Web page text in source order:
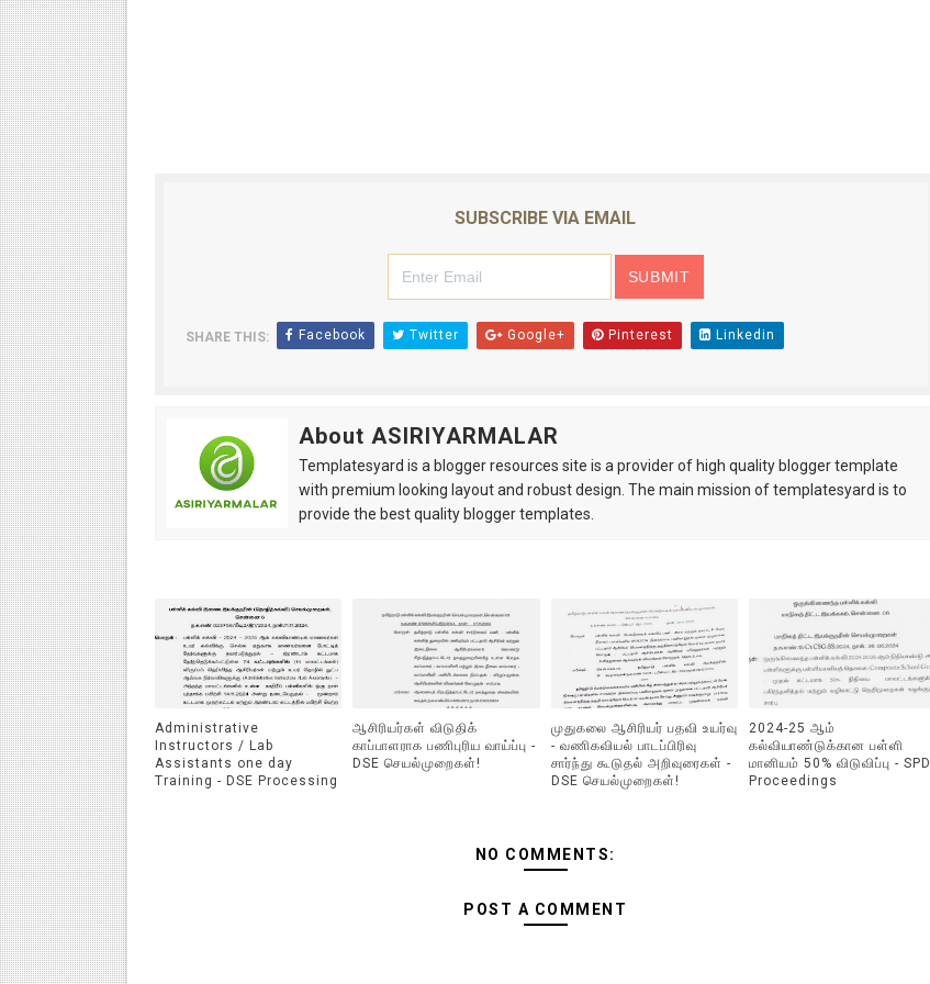
SUBSCRIBE VIA EMAIL
SHARE THIS: Facebook Twitter Google+ Pinterest Linkedin
About ASIRIYARMALAR
Templatesyard is a blogger resources site is a provider of high quality blogger template
with premium looking layout and robust design. The main mission of templatesyard is to
provide the best quality blogger templates.
Administrative
Instructors / Lab
Assistants one day
Training - DSE Processing
ஆசிரியர்கள் விடுதிக்
காப்பாளராக பணிபுரிய வாய்ப்பு -
DSE செயல்முறைகள்!
முதுகலை ஆசிரியர் பதவி உயர்வு
- வணிகவியல் பாடப்பிரிவு
சார்ந்து கூடுதல் அறிவுரைகள் -
DSE செயல்முறைகள்!
2024-25 ஆம்
கல்வியாண்டுக்கான பள்ளி
மானியம் 50% விடுவிப்பு - SPD
Proceedings
NO COMMENTS:
POST A COMMENT